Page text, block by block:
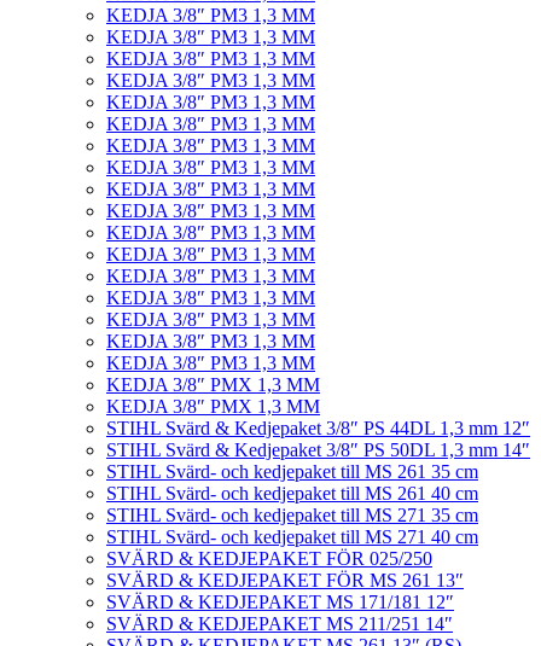
KEDJA 3/8″ PM3 1,3 MM
KEDJA 3/8″ PM3 1,3 MM
KEDJA 3/8″ PM3 1,3 MM
KEDJA 3/8″ PM3 1,3 MM
KEDJA 3/8″ PM3 1,3 MM
KEDJA 3/8″ PM3 1,3 MM
KEDJA 3/8″ PM3 1,3 MM
KEDJA 3/8″ PM3 1,3 MM
KEDJA 3/8″ PM3 1,3 MM
KEDJA 3/8″ PM3 1,3 MM
KEDJA 3/8″ PM3 1,3 MM
KEDJA 3/8″ PM3 1,3 MM
KEDJA 3/8″ PM3 1,3 MM
KEDJA 3/8″ PM3 1,3 MM
KEDJA 3/8″ PM3 1,3 MM
KEDJA 3/8″ PM3 1,3 MM
KEDJA 3/8″ PM3 1,3 MM
KEDJA 3/8″ PMX 1,3 MM
KEDJA 3/8″ PMX 1,3 MM
STIHL Svärd & Kedjepaket 3/8″ PS 44DL 1,3 mm 12″
STIHL Svärd & Kedjepaket 3/8″ PS 50DL 1,3 mm 14″
STIHL Svärd- och kedjepaket till MS 261 35 cm
STIHL Svärd- och kedjepaket till MS 261 40 cm
STIHL Svärd- och kedjepaket till MS 271 35 cm
STIHL Svärd- och kedjepaket till MS 271 40 cm
SVÄRD & KEDJEPAKET FÖR 025/250
SVÄRD & KEDJEPAKET FÖR MS 261 13″
SVÄRD & KEDJEPAKET MS 171/181 12″
SVÄRD & KEDJEPAKET MS 211/251 14″